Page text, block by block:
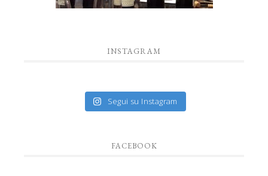
INSTAGRAM
Segui su Instagram
FACEBOOK